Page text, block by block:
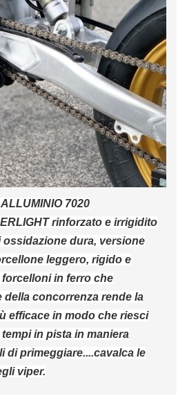
7020
rinforzato e irrigidito
dura, versione
leggero, rigido e
in ferro che
della concorrenza rende la
efficace in modo che riesci
in pista in maniera
di primeggiare....cavalca le
viper.